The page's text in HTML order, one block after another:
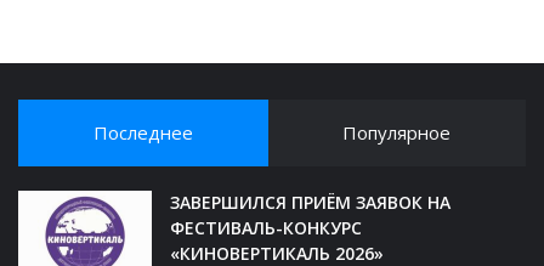
Последнее Популярное
ЗАВЕРШИЛСЯ ПРИЁМ ЗАЯВОК НА
ФЕСТИВАЛЬ-КОНКУРС
«КИНОВЕРТИКАЛЬ 2026»